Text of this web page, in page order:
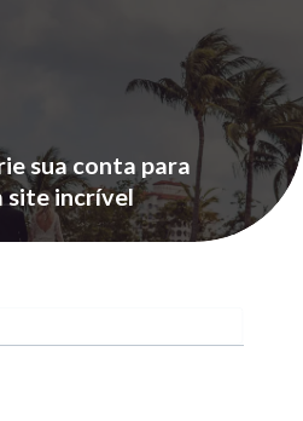
sua conta para
site incrível